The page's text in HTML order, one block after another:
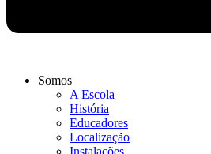
Somos
A Escola
História
Educadores
Localização
Instalações